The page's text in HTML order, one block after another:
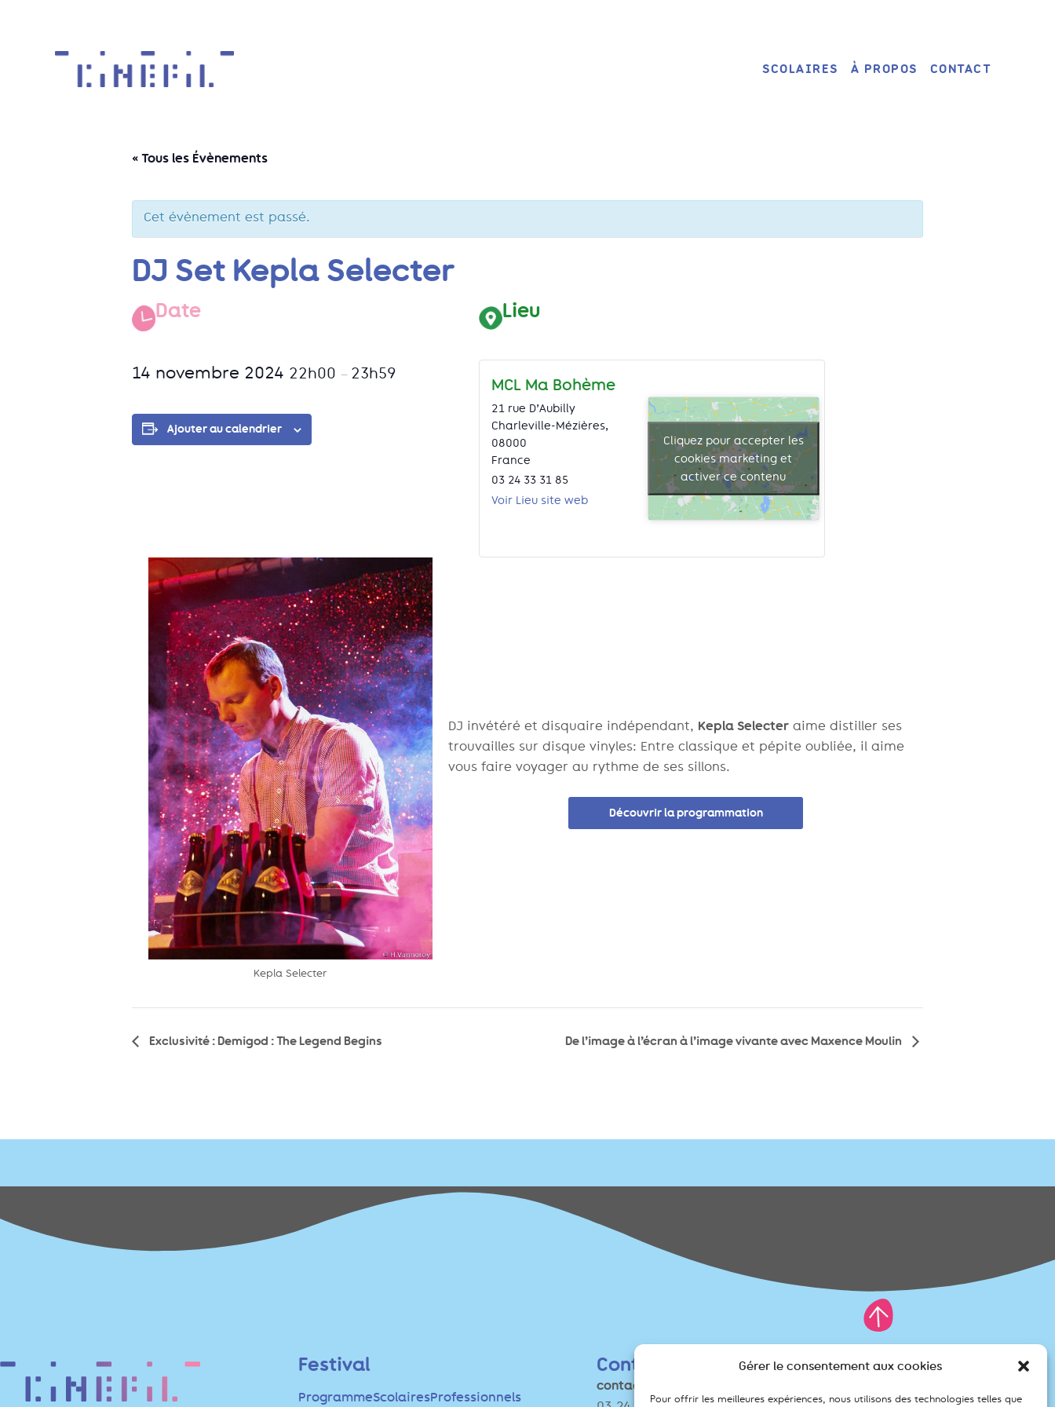
Gérer le consentement aux cookies
Pour offrir les meilleures expériences, nous utilisons des technologies telles que
SCOLAIRES À PROPOS CONTACT
« Tous les Évènements
Cet évènement est passé.
DJ Set Kepla Selecter
Date
14 novembre 2024 22h00 – 23h59
Ajouter au calendrier
Lieu
MCL Ma Bohème
21 rue D’Aubilly
Charleville-Mézières,
08000
France
03 24 33 31 85
Voir Lieu site web
Cliquez pour accepter les
cookies marketing et
activer ce contenu
Kepla Selecter
DJ invétéré et disquaire indépendant, Kepla Selecter aime distiller ses
trouvailles sur disque vinyles: Entre classique et pépite oubliée, il aime
vous faire voyager au rythme de ses sillons.
Découvrir la programmation
Navigation
Exclusivité : Demigod : The Legend Begins De l’image à l’écran à l’image vivante avec Maxence Moulin
Festival
ProgrammeScolairesProfessionnels
Contact
contact [@] cinefil.org